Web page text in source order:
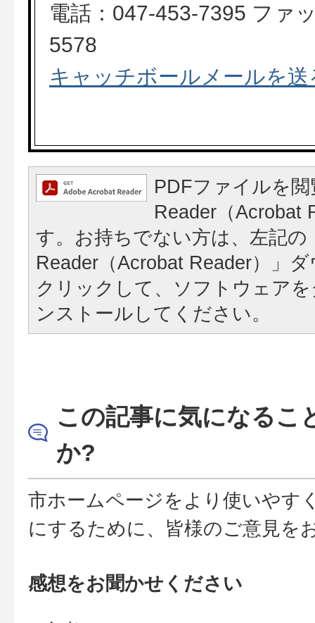
電話：047-453-7395 ファ
5578
キャッチボールメールを送
PDFファイルを
Reader（Acrobat
す。お持ちでない方は、左記の
Reader（Acrobat Reader）」
クリックして、ソフトウェア
ンストールしてください。
この記事に気になるこ
か?
市ホームページをより使いやす
にするために、皆様のご意見を
感想をお聞かせください